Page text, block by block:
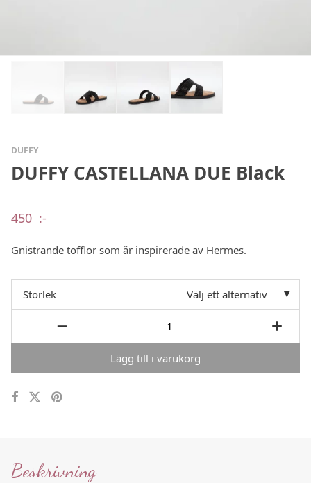
DUFFY
DUFFY CASTELLANA DUE Black
450 :-
Gnistrande tofflor som är inspirerade av Hermes.
Storlek Välj ett alternativ
Lägg till i varukorg
Beskrivning